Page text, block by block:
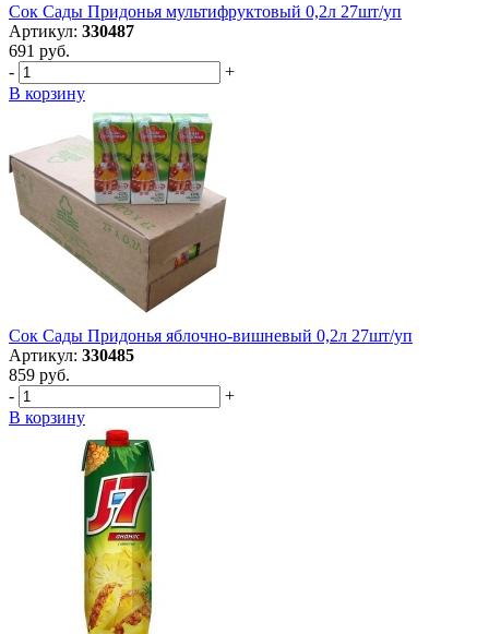
Сок Сады Придонья мультифруктовый 0,2л 27шт/уп
Артикул: 330487
691 руб.
-
+
В корзину
Сок Сады Придонья яблочно-вишневый 0,2л 27шт/уп
Артикул: 330485
859 руб.
-
+
В корзину